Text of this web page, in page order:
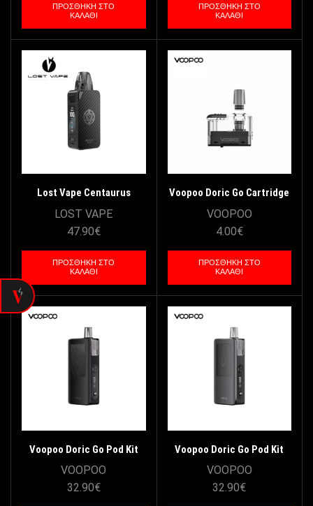
ΠΡΟΣΘΉΚΗ ΣΤΟ
ΚΑΛΆΘΙ
ΠΡΟΣΘΉΚΗ ΣΤΟ
ΚΑΛΆΘΙ
Lost Vape Centaurus
PM100 Pod Kit 4500mAh –
Black Carbon
LOST VAPE
47.90€
ΠΡΟΣΘΉΚΗ ΣΤΟ
ΚΑΛΆΘΙ
Voopoo Doric Go Cartridge
1.0ohm 5ml
VOOPOO
4.00€
ΠΡΟΣΘΉΚΗ ΣΤΟ
ΚΑΛΆΘΙ
Voopoo Doric Go Pod Kit
2600mAh 5ml – Spray Black
VOOPOO
32.90€
Voopoo Doric Go Pod Kit
2600mAh 5ml – Metal Grey
VOOPOO
32.90€